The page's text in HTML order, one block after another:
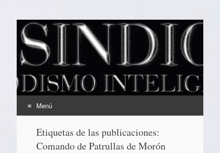
EL SINDICAL
Periodismo Inteligente
Menú
contenido
Etiquetas de las publicaciones:
Comando de Patrullas de Morón